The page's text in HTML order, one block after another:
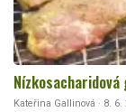
Kateřina Gallinová · 8. 6.